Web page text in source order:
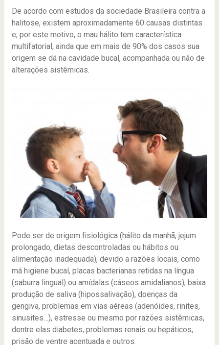
De acordo com estudos da sociedade Brasileira contra a
halitose, existem aproximadamente 60 causas distintas
e, por este motivo, o mau hálito tem característica
multifatorial, ainda que em mais de 90% dos casos sua
origem se dá na cavidade bucal, acompanhada ou não de
alterações sistêmicas.
Pode ser de origem fisiológica (hálito da manhã, jejum
prolongado, dietas descontroladas ou hábitos ou
alimentação inadequada), devido a razões locais, como
má higiene bucal, placas bacterianas retidas na língua
(saburra lingual) ou amídalas (cáseos amidalianos), baixa
produção de saliva (hipossalivação), doenças da
gengiva, problemas em vias aéreas (adenóides, rinites,
sinusites…), estresse ou mesmo por razões sistêmicas,
dentre elas diabetes, problemas renais ou hepáticos,
prisão de ventre acentuada e outros.